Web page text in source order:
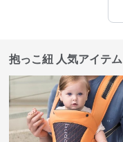
抱っこ紐 人気アイテム